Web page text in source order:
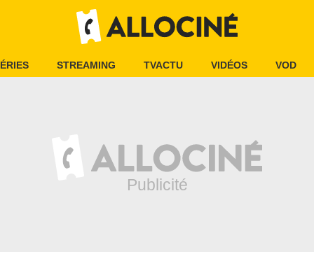
STREAMING TVACTU VIDÉOS VOD